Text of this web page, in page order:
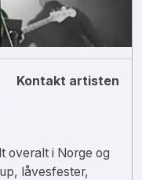
Kontakt artisten
overalt i Norge og
låvesfester,